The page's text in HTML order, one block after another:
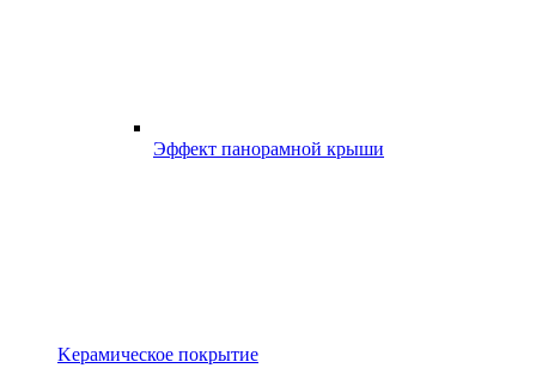
Эффект панорамной крыши
Kерамическое покрытие